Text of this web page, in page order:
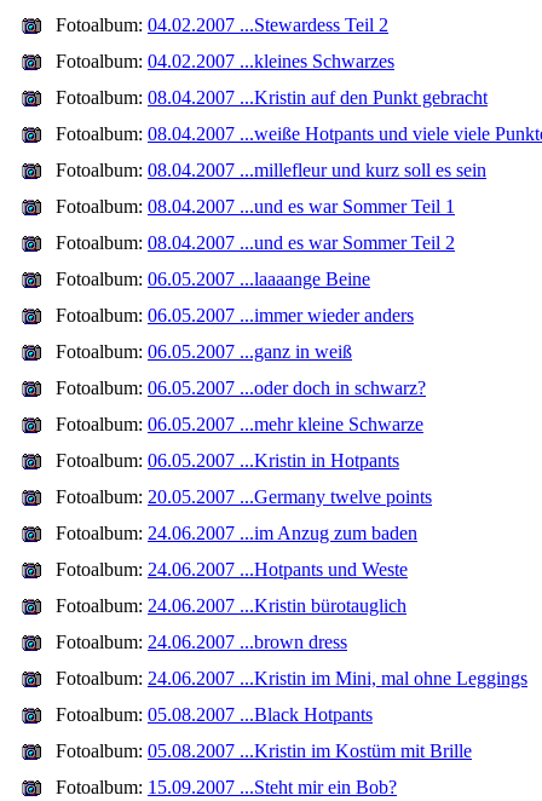
Fotoalbum: 04.02.2007 ...Stewardess Teil 2
Fotoalbum: 04.02.2007 ...kleines Schwarzes
Fotoalbum: 08.04.2007 ...Kristin auf den Punkt gebracht
Fotoalbum: 08.04.2007 ...weiße Hotpants und viele viele
Fotoalbum: 08.04.2007 ...millefleur und kurz soll es sein
Fotoalbum: 08.04.2007 ...und es war Sommer Teil 1
Fotoalbum: 08.04.2007 ...und es war Sommer Teil 2
Fotoalbum: 06.05.2007 ...laaaange Beine
Fotoalbum: 06.05.2007 ...immer wieder anders
Fotoalbum: 06.05.2007 ...ganz in weiß
Fotoalbum: 06.05.2007 ...oder doch in schwarz?
Fotoalbum: 06.05.2007 ...mehr kleine Schwarze
Fotoalbum: 06.05.2007 ...Kristin in Hotpants
Fotoalbum: 20.05.2007 ...Germany twelve points
Fotoalbum: 24.06.2007 ...im Anzug zum baden
Fotoalbum: 24.06.2007 ...Hotpants und Weste
Fotoalbum: 24.06.2007 ...Kristin bürotauglich
Fotoalbum: 24.06.2007 ...brown dress
Fotoalbum: 24.06.2007 ...Kristin im Mini, mal ohne Leggings
Fotoalbum: 05.08.2007 ...Black Hotpants
Fotoalbum: 05.08.2007 ...Kristin im Kostüm mit Brille
Fotoalbum: 15.09.2007 ...Steht mir ein Bob?